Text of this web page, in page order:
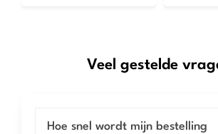
Veel gestelde
Hoe snel wordt mijn bestelling